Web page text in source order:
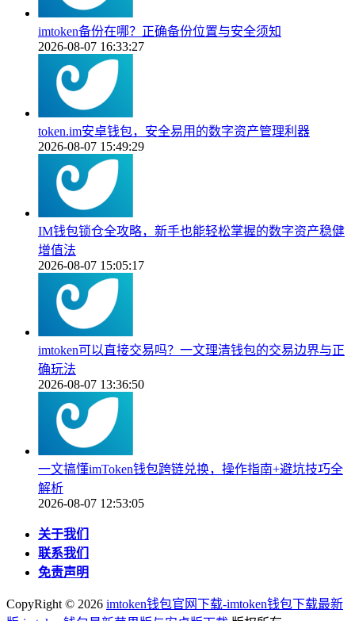
imtoken备份在哪？正确备份位置与安全须知
2026-08-07 16:33:27
token.im安卓钱包，安全易用的数字资产管理利器
2026-08-07 15:49:29
IM钱包锁仓全攻略，新手也能轻松掌握的数字资产稳健
增值法
2026-08-07 15:05:17
imtoken可以直接交易吗？一文理清钱包的交易边界与正
确玩法
2026-08-07 13:36:50
一文搞懂imToken钱包跨链兑换，操作指南+避坑技巧全
解析
2026-08-07 12:53:05
关于我们
联系我们
免责声明
CopyRight © 2026 imtoken钱包官网下载-imtoken钱包下载最新